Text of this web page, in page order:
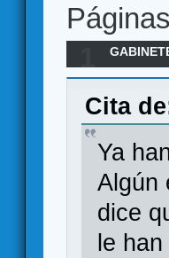
Cita
Ya
Algún
dice
le